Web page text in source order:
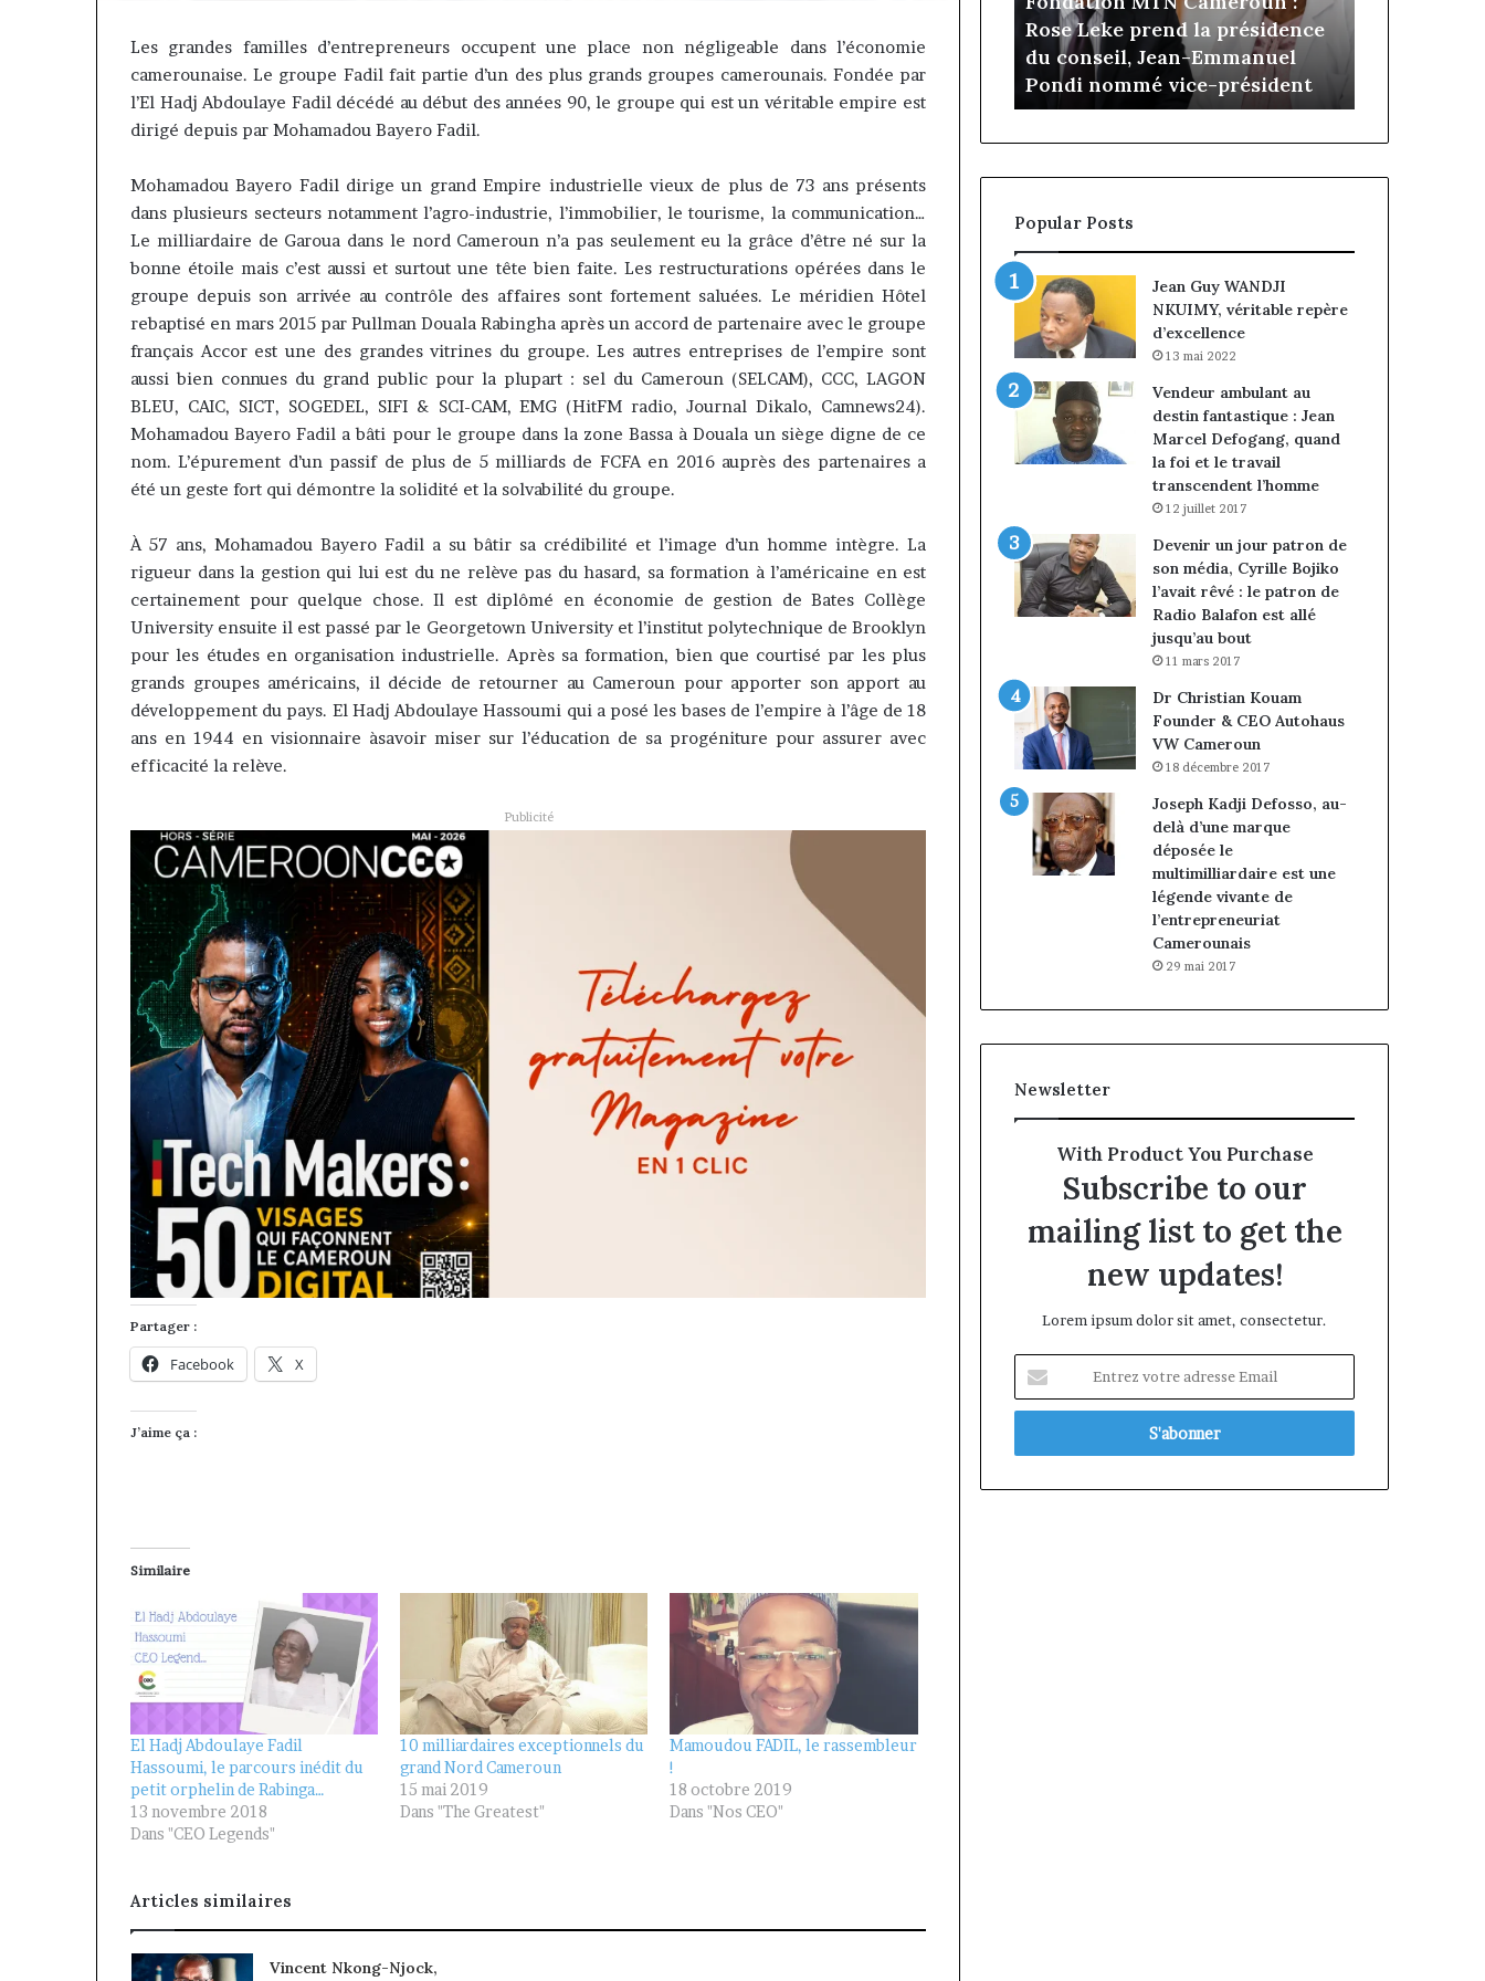
Les grandes familles d’entrepreneurs occupent une place non négligeable dans l’économie
camerounaise. Le groupe Fadil fait partie d’un des plus grands groupes camerounais. Fondée par
l’El Hadj Abdoulaye Fadil décédé au début des années 90, le groupe qui est un véritable empire est
dirigé depuis par Mohamadou Bayero Fadil.
Mohamadou Bayero Fadil dirige un grandEmpire industrielle vieux de plus de 73 ans présents
dans plusieurs secteurs notamment l’agro-industrie, l’immobilier, le tourisme, la communication…
Le milliardaire de Garoua dans le nord Cameroun n’a pas seulement eu la grâce d’être né sur la
bonne étoile mais c’est aussi et surtout une tête bien faite. Les restructurations opérées dans le
groupe depuis son arrivée au contrôle des affaires sont fortement saluées. Le méridienHôtel
rebaptisé en mars 2015 par Pullman Douala Rabingha après un accord de partenaire avec le groupe
français Accor est une des grandes vitrines du groupe. Les autres entreprises de l’empire sont
aussi bien connues du grand public pour la plupart : sel du Cameroun (SELCAM), CCC, LAGON
BLEU, CAIC, SICT, SOGEDEL, SIFI & SCI-CAM, EMG (HitFM radio, JournalDikalo, Camnews24).
Mohamadou Bayero Fadil a bâti pour le groupe dans la zone Bassa à Douala un siège digne de ce
nom. L’épurement d’un passif de plus de 5 milliards de FCFA en 2016 auprès des partenaires a
été un geste fort qui démontre la solidité et la solvabilité du groupe.
À57 ans, Mohamadou Bayero Fadil a su bâtir sa crédibilité et l’image d’un homme intègre. La
rigueur dans la gestion qui lui est du ne relève pas du hasard, sa formation à l’américaine en est
certainement pour quelque chose. Il est diplômé en économie de gestion de Bates Collège
University ensuite il est passé par le Georgetown University et l’institut polytechnique de Brooklyn
pour les études en organisation industrielle. Après sa formation, bien que courtisé par les plus
grands groupes américains, il décide de retourner au Cameroun pour apporter son apport au
développement du pays. El Hadj Abdoulaye Hassoumi qui a posé les bases de l’empire à l’âge de 18
ans en 1944 en visionnaire àsavoir miser sur l’éducation de sa progéniture pour assurer avec
efficacité la relève.
Publicité
Partager :
Facebook X
J’aime ça :
Similaire
El Hadj Abdoulaye Fadil
Hassoumi, le parcours inédit du
petit orphelin de Rabinga…
13 novembre 2018
Dans "CEO Legends"
10 milliardaires exceptionnels du
grand Nord Cameroun
15 mai 2019
Dans "The Greatest"
Mamoudou FADIL, le rassembleur
!
18 octobre 2019
Dans "Nos CEO"
Articles similaires
Vincent Nkong-Njock,
Kanga
nommé
Directeur
Général
par
fin
mandat
pour
Norbert
Ngniwake
intérim, fin de mandat pour
Norbert Ngniwake
Jumia
Maroc
prend les commandes de Jumia
Maroc
la
présidence
du
conseil,
Pondi
vice-
président
Rose Leke prend la présidence
du conseil, Jean-Emmanuel
Pondi nommé vice-président
de
sous
Popular Posts
Jean Guy WANDJI
NKUIMY, véritable repère
d’excellence
13 mai 2022
Vendeur ambulant au
destin fantastique : Jean
Marcel Defogang, quand
la foi et le travail
transcendent l’homme
12 juillet 2017
Devenir un jour patron de
son média, Cyrille Bojiko
l’avait rêvé : le patron de
Radio Balafon est allé
jusqu’au bout
11 mars 2017
Dr Christian Kouam
Founder & CEO Autohaus
VW Cameroun
18 décembre 2017
Joseph Kadji Defosso, au-
delà d’une marque
déposée le
multimilliardaire est une
légende vivante de
l’entrepreneuriat
Camerounais
29 mai 2017
Newsletter
With Product You Purchase
Subscribe to our
mailing list to get the
new updates!
Lorem ipsum dolor sit amet, consectetur.
votre
adresse